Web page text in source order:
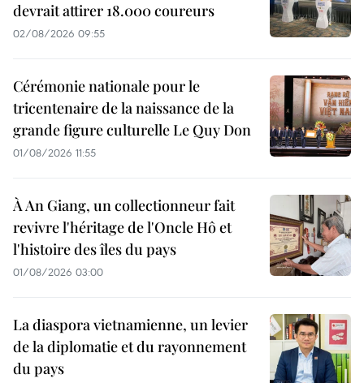
devrait attirer 18.000 coureurs
02/08/2026 09:55
Cérémonie nationale pour le
tricentenaire de la naissance de la
grande figure culturelle Le Quy Don
01/08/2026 11:55
À An Giang, un collectionneur fait
revivre l'héritage de l'Oncle Hô et
l'histoire des îles du pays
01/08/2026 03:00
La diaspora vietnamienne, un levier
de la diplomatie et du rayonnement
du pays